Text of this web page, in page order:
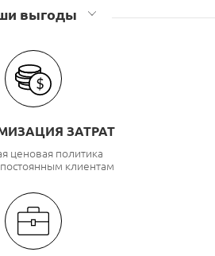
выгоды
ЗАТРАТ
ценовая политика
клиентам